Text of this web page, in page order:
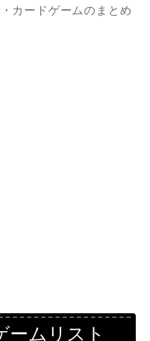
カードゲームのまとめ
ームリスト